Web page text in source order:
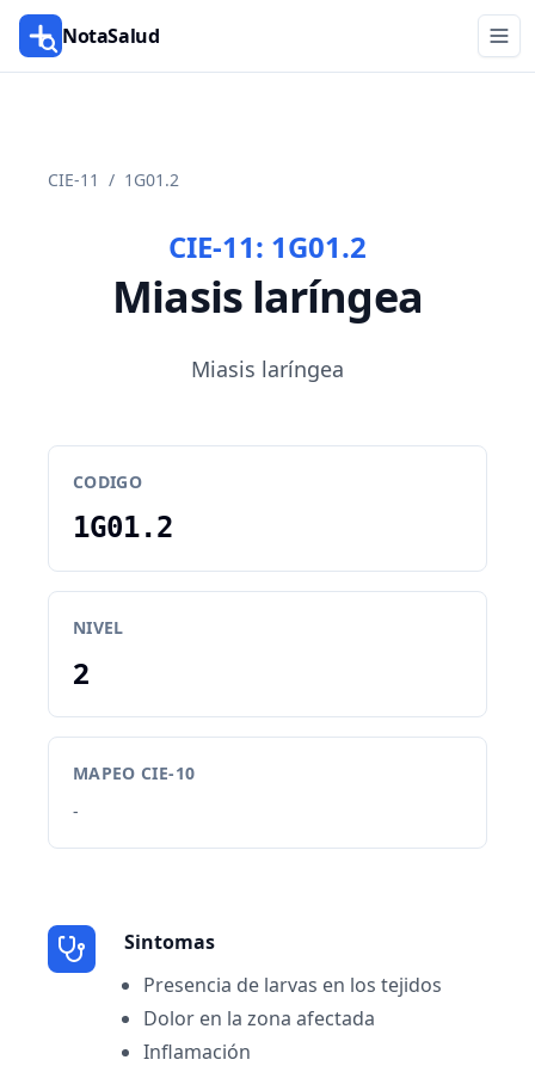
NotaSalud
CIE-11 / 1G01.2
CIE-11: 1G01.2
Miasis laríngea
Miasis laríngea
CODIGO
1G01.2
NIVEL
2
MAPEO CIE-10
-
Sintomas
Presencia de larvas en los tejidos
Dolor en la zona afectada
Inflamación